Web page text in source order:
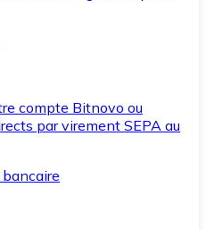
compte Bitnovo ou
par virement SEPA au